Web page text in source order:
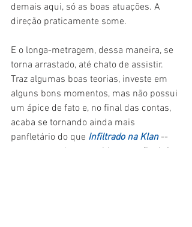
demais aqui, só as boas atuações. A
direção praticamente some.
E o longa-metragem, dessa maneira, se
torna arrastado, até chato de assistir.
Traz algumas boas teorias, investe em
alguns bons momentos, mas não possui
um ápice de fato e, no final das contas,
acaba se tornando ainda mais
panfletário do que Infiltrado na Klan --
que, apesar desse problema no final, é